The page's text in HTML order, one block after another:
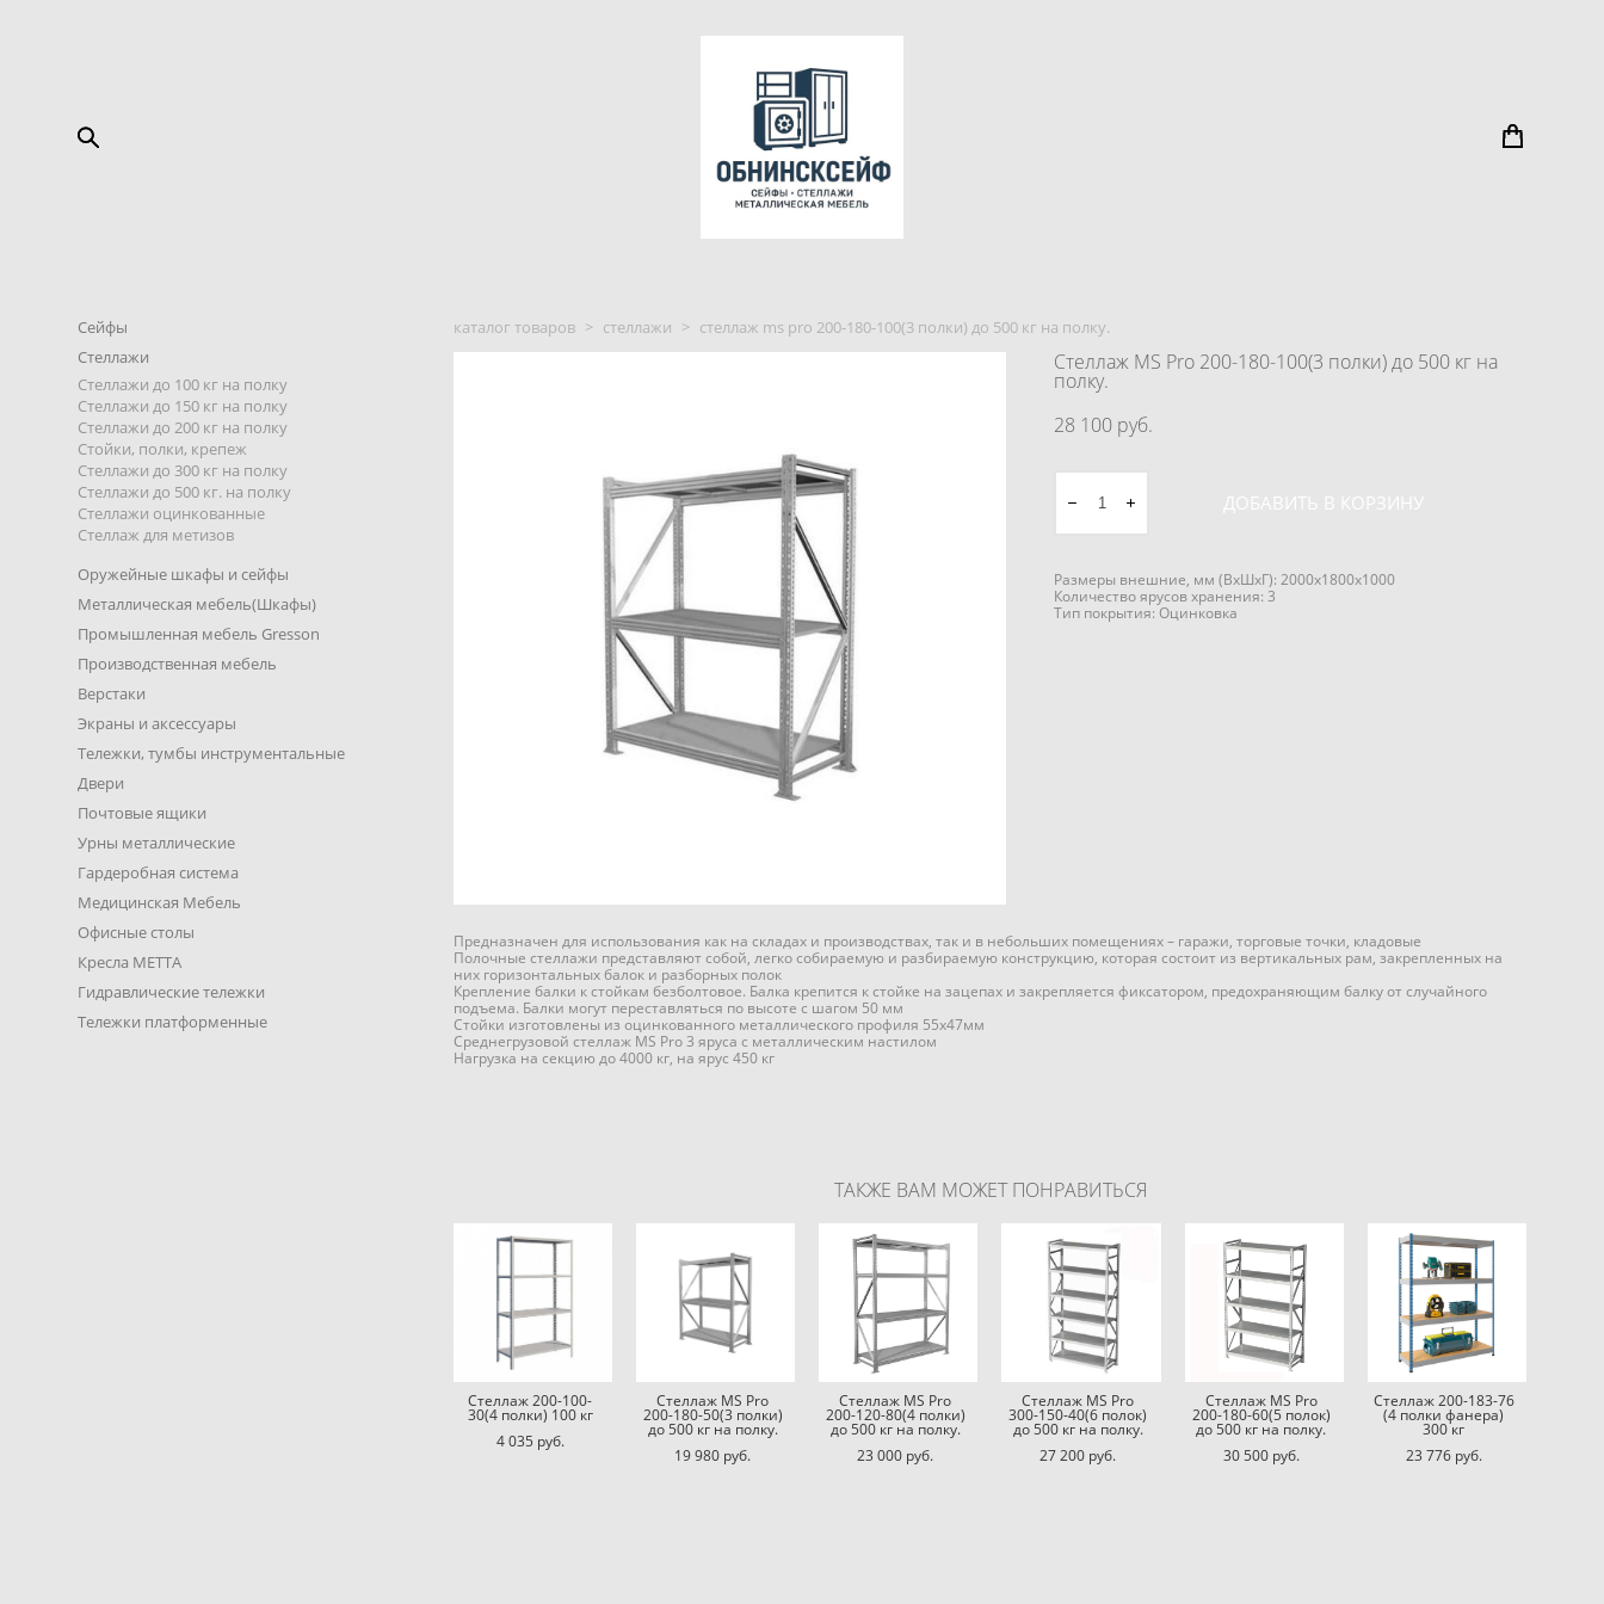
Сейфы
Стеллажи
Стеллажи до 100 кг на полку
Стеллажи до 150 кг на полку
Стеллажи до 200 кг на полку
Стойки, полки, крепеж
Стеллажи до 300 кг на полку
Стеллажи до 500 кг. на полку
Стеллажи оцинкованные
Стеллаж для метизов
Оружейные шкафы и сейфы
Металлическая мебель(Шкафы)
Промышленная мебель Gresson
Производственная мебель
Верстаки
Экраны и аксессуары
Тележки, тумбы инструментальные
Двери
Почтовые ящики
Урны металлические
Гардеробная система
Медицинская Мебель
Офисные столы
Кресла METTA
Гидравлические тележки
Тележки платформенные
каталог товаров > стеллажи > стеллаж ms pro 200-180-100(3 полки) до 500 кг на полку.
Стеллаж MS Pro 200-180-100(3 полки) до 500 кг на
полку.
28 100 pуб.
ДОБАВИТЬ В КОРЗИНУ
Размеры внешние, мм (ВхШхГ): 2000x1800x1000
Количество ярусов хранения: 3
Тип покрытия: Оцинковка
Предназначен для использования как на складах и производствах, так и в небольших помещениях – гаражи, торговые точки, кладовые
Полочные стеллажи представляют собой, легко собираемую и разбираемую конструкцию, которая состоит из вертикальных рам, закрепленных на
них горизонтальных балок и разборных полок
Крепление балки к стойкам безболтовое. Балка крепится к стойке на зацепах и закрепляется фиксатором, предохраняющим балку от случайного
подъема. Балки могут переставляться по высоте с шагом 50 мм
Стойки изготовлены из оцинкованного металлического профиля 55х47мм
Среднегрузовой стеллаж MS Pro 3 ярусa с металлическим настилом
Нагрузка на секцию до 4000 кг, на ярус 450 кг
ТАКЖЕ ВАМ МОЖЕТ ПОНРАВИТЬСЯ
Стеллаж 200-100-
30(4 полки) 100 кг
4 035 pуб.
Стеллаж MS Pro
200-180-50(3 полки)
до 500 кг на полку.
19 980 pуб.
Стеллаж MS Pro
200-120-80(4 полки)
до 500 кг на полку.
23 000 pуб.
Стеллаж MS Pro
300-150-40(6 полок)
до 500 кг на полку.
27 200 pуб.
Стеллаж MS Pro
200-180-60(5 полок)
до 500 кг на полку.
30 500 pуб.
Стеллаж 200-183-76
(4 полки фанера)
300 кг
23 776 pуб.